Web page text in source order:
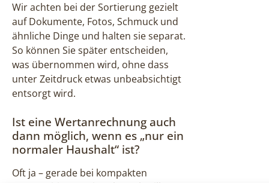
Wir achten bei der Sortierung gezielt
auf Dokumente, Fotos, Schmuck und
ähnliche Dinge und halten sie separat.
So können Sie später entscheiden,
was übernommen wird, ohne dass
unter Zeitdruck etwas unbeabsichtigt
entsorgt wird.
Ist eine Wertanrechnung auch
dann möglich, wenn es „nur ein
normaler Haushalt“ ist?
Oft ja – gerade bei kompakten